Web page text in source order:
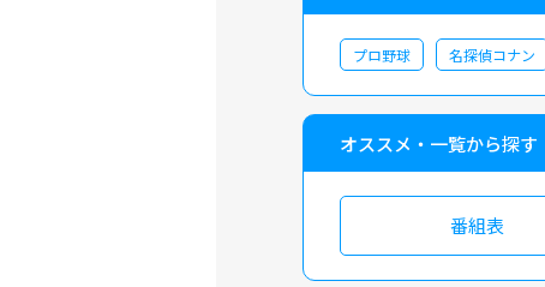
プロ野球 名探偵コナン
オススメ・一覧から探す
番組表